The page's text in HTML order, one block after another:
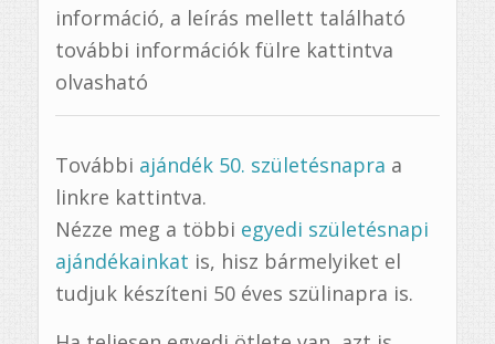
információ, a leírás mellett található
további információk fülre kattintva
olvasható
További ajándék 50. születésnapra a
linkre kattintva.
Nézze meg a többi egyedi születésnapi
ajándékainkat is, hisz bármelyiket el
tudjuk készíteni 50 éves szülinapra is.